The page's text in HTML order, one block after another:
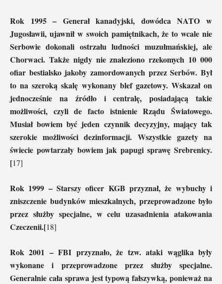
Rok 1995 – Generał kanadyjski, dowódca NATO w
Jugosławii, ujawnił w swoich pamiętnikach, że to wcale nie
Serbowie dokonali ostrzału ludności muzułmańskiej, ale
Chorwaci. Także nigdy nie znaleziono rzekomych 10 000
ofiar bestialsko jakoby zamordowanych przez Serbów. Był
to na szeroką skalę wykonany blef gazetowy. Wskazał on
jednocześnie na źródło i centralę, posiadającą takie
możliwości, czyli de facto istnienie Rządu Światowego.
Musiał bowiem być jeden czynnik decyzyjny, mający tak
szerokie możliwości dezinformacji. Wszystkie gazety na
świecie powtarzały bowiem jak papugi sprawę Srebrenicy.
[17]
Rok 1999 – Starszy oficer KGB przyznał, że wybuchy i
zniszczenie budynków mieszkalnych, przeprowadzone było
przez służby specjalne, w celu uzasadnienia atakowania
Czeczenii.[18]
Rok 2001 – FBI przyznało, że tzw. ataki wąglika były
wykonane i przeprowadzone przez służby specjalne.
Generalnie cała sprawa jest typową fałszywką, ponieważ na